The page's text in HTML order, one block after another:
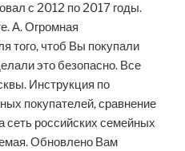
с 2012 по 2017 годы.
А. Огромная
того, чтоб Вы покупали
это безопасно. Все
Инструкция по
покупателей, сравнение
сеть российских семейных
Обновлено Вам